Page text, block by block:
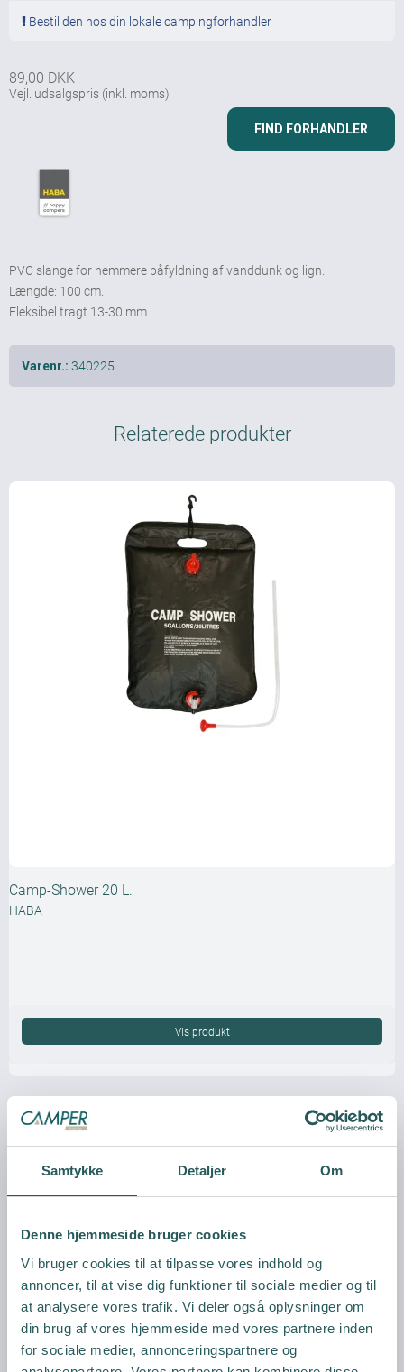
Samtykke Detaljer Om
Denne hjemmeside bruger cookies
Vi bruger cookies til at tilpasse vores indhold og
annoncer, til at vise dig funktioner til sociale medier og til
at analysere vores trafik. Vi deler også oplysninger om
din brug af vores hjemmeside med vores partnere inden
for sociale medier, annonceringspartnere og
Bestil den hos din lokale campingforhandler
89,00 DKK
Vejl. udsalgspris (inkl. moms)
FIND FORHANDLER
PVC slange for nemmere påfyldning af vanddunk og lign.
Længde: 100 cm.
Fleksibel tragt 13-30 mm.
Varenr.: 340225
Relaterede produkter
Camp-Shower 20 L.
HABA
Vis produkt